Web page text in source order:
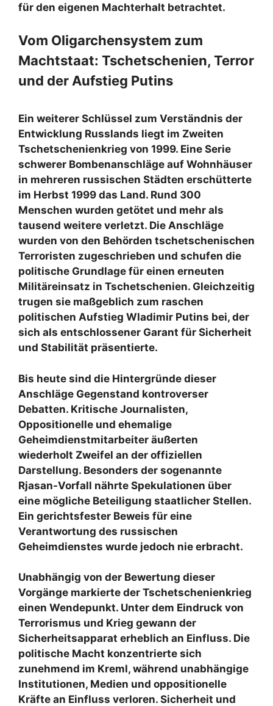
für den eigenen Machterhalt betrachtet.
Vom Oligarchensystem zum
Machtstaat: Tschetschenien, Terror
und der Aufstieg Putins
Ein weiterer Schlüssel zum Verständnis der
Entwicklung Russlands liegt im Zweiten
Tschetschenienkrieg von 1999. Eine Serie
schwerer Bombenanschläge auf Wohnhäuser
in mehreren russischen Städten erschütterte
im Herbst 1999 das Land. Rund 300
Menschen wurden getötet und mehr als
tausend weitere verletzt. Die Anschläge
wurden von den Behörden tschetschenischen
Terroristen zugeschrieben und schufen die
politische Grundlage für einen erneuten
Militäreinsatz in Tschetschenien. Gleichzeitig
trugen sie maßgeblich zum raschen
politischen Aufstieg Wladimir Putins bei, der
sich als entschlossener Garant für Sicherheit
und Stabilität präsentierte.
Bis heute sind die Hintergründe dieser
Anschläge Gegenstand kontroverser
Debatten. Kritische Journalisten,
Oppositionelle und ehemalige
Geheimdienstmitarbeiter äußerten
wiederholt Zweifel an der offiziellen
Darstellung. Besonders der sogenannte
Rjasan-Vorfall nährte Spekulationen über
eine mögliche Beteiligung staatlicher Stellen.
Ein gerichtsfester Beweis für eine
Verantwortung des russischen
Geheimdienstes wurde jedoch nie erbracht.
Unabhängig von der Bewertung dieser
Vorgänge markierte der Tschetschenienkrieg
einen Wendepunkt. Unter dem Eindruck von
Terrorismus und Krieg gewann der
Sicherheitsapparat erheblich an Einfluss. Die
politische Macht konzentrierte sich
zunehmend im Kreml, während unabhängige
Institutionen, Medien und oppositionelle
Kräfte an Einfluss verloren. Sicherheit und